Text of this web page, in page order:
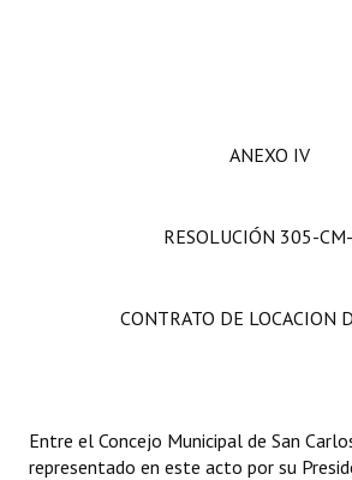
ANEXO IV
RESOLUCIÓN 305-
CONTRATO DE LOCACION
Entre el Concejo Municipal de San
representado en este acto por su